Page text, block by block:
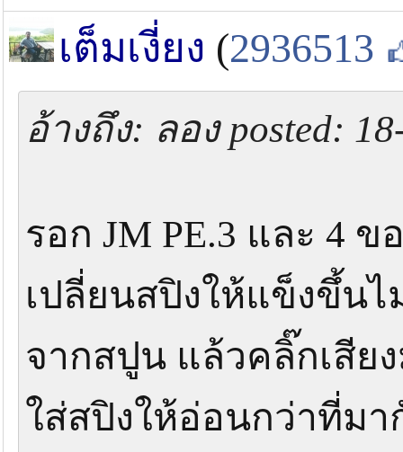
เต็มเงี่ยง (2936513
อ้างถึง: ลอง posted:
รอก JM PE.3 และ 4
เปลี่ยนสปิงให้แข็งขึ้น
จากสปูน แล้วคลิ๊กเสีย
ใส่สปิงให้อ่อนกว่าที่ม